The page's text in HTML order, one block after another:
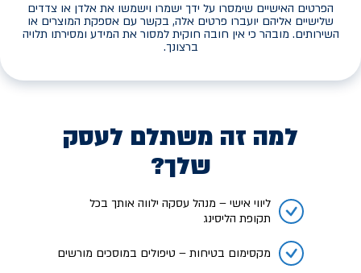
הפרטים האישיים שימסרו על ידך ישמרו וישמשו את אלדן או צדדים
שלישיים אליהם יועברו פרטים אלה, בקשר עם אספקת המוצרים או
השירותים. מובהר כי אין חובה חוקית למסור את המידע ומסירתו תלויה
ברצונך.
למה זה משתלם לעסק
שלך?
ליווי אישי – מנהל עסקה ילווה אותך בכל
תקופת הליסינג
מקסימום בטיחות – טיפולים במוסכים מורשים